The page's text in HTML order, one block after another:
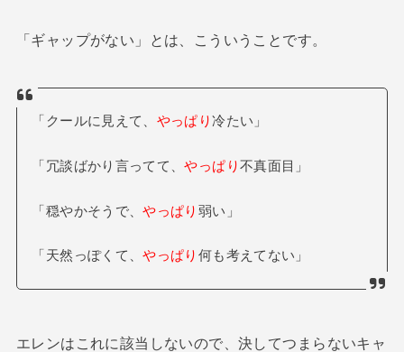
「ギャップがない」とは、こういうことです。
「クールに見えて、 やっぱり冷たい」
「冗談ばかり言ってて、やっぱり不真面目」
「穏やかそうで、やっぱり 弱い」
「天然っぽくて、やっぱり 何も考えてない」
エレンはこれに該当しないので、決してつまらないキャ